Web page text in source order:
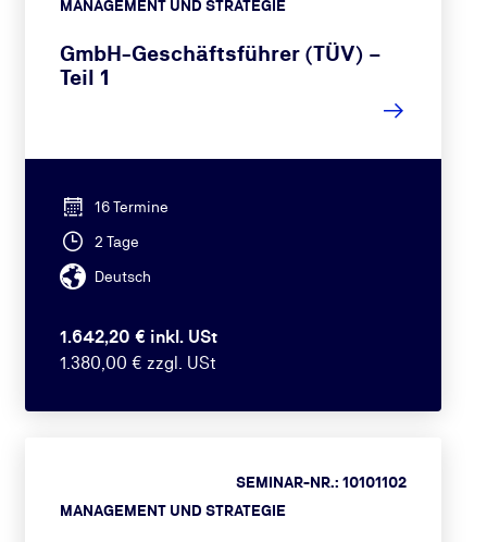
MANAGEMENT UND STRATEGIE
GmbH-Geschäftsführer (TÜV) –
Teil 1
16 Termine
2 Tage
Deutsch
1.642,20 € inkl. USt
1.380,00 € zzgl. USt
MANAGEMENT UND STRATEGIE
SEMINAR-NR.: 10101102